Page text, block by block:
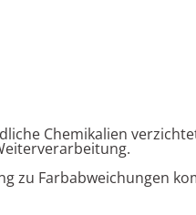
Chemikalien
zu Farbabweichungen